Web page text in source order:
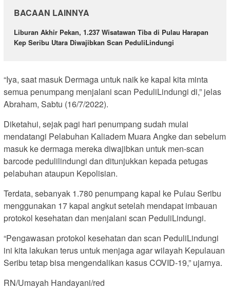
BACAAN LAINNYA
Liburan Akhir Pekan, 1.237 Wisatawan Tiba di Pulau Harapan
Kep Seribu Utara Diwajibkan Scan PeduliLindungi
“Iya, saat masuk Dermaga untuk naik ke kapal kita minta
semua penumpang menjalani scan PeduliLindungi di,” jelas
Abraham, Sabtu (16/7/2022).
Diketahui, sejak pagi hari penumpang sudah mulai
mendatangi Pelabuhan Kaliadem Muara Angke dan sebelum
masuk ke dermaga mereka diwajibkan untuk men-scan
barcode pedulilindungi dan ditunjukkan kepada petugas
pelabuhan ataupun Kepolisian.
Terdata, sebanyak 1.780 penumpang kapal ke Pulau Seribu
menggunakan 17 kapal angkut setelah mendapat imbauan
protokol kesehatan dan menjalani scan PeduliLindungi.
“Pengawasan protokol kesehatan dan scan PeduliLindungi
ini kita lakukan terus untuk menjaga agar wilayah Kepulauan
Seribu tetap bisa mengendalikan kasus COVID-19,” ujarnya.
RN/Umayah Handayani/red